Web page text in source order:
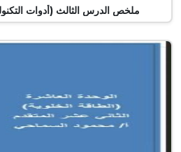
ملخص الدرس الثالث (أدوات